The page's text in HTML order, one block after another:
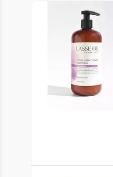
Vista Previa